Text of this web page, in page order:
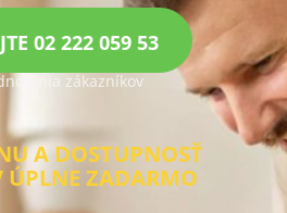
02 222 059 53
zákazníkov
A DOSTUPNOSŤ
ÚPLNE ZADARMO